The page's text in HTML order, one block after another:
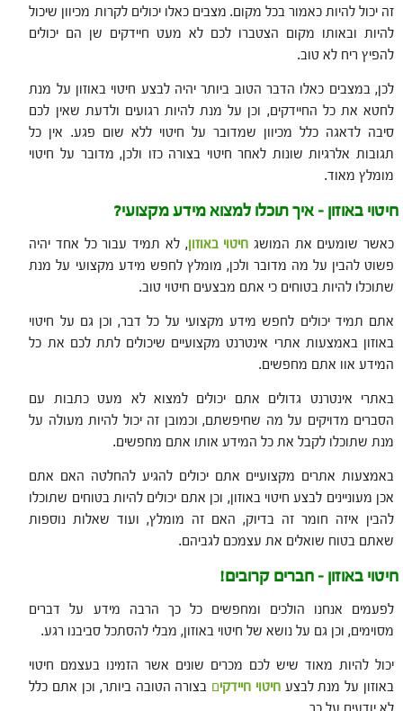
זה יכול להיות כאמור בכל מקום. מצבים כאלו יכולים לקרות מכיוון שיכול
להיות ובאותו מקום הצטברו לכם לא מעט חיידקים שן הם יכולים
להפיץ ריח לא טוב.
לכן, במצבים כאלו הדבר הטוב ביותר יהיה לבצע חיטוי באוזון על מנת
לחטא את כל החיידקים, וכן על מנת להיות רגועים ולדעת שאין לכם
סיבה לדאגה כלל מכיוון שמדובר על חיטוי ללא שום פגע. אין כל
תגובות אלרגיות שונות לאחר חיטוי בצורה כזו ולכן, מדובר על חיטוי
מומלץ מאוד.
חיטוי באוזון – איך תוכלו למצוא מידע מקצועי?
כאשר שומעים את המושג חיטוי באוזון, לא תמיד עבור כל אחד יהיה
פשוט להבין על מה מדובר ולכן, מומלץ לחפש מידע מקצועי על מנת
שתוכלו להיות בטוחים כי אתם מבצעים חיטוי טוב.
אתם תמיד יכולים לחפש מידע מקצועי על כל דבר, וכן גם על חיטוי
באוזון באמצעות אתרי אינטרנט מקצועיים שיכולים לתת לכם את כל
המידע אוו אתם מחפשים.
באתרי אינטרנט גדולים אתם יכולים למצוא לא מעט כתבות עם
הסברים מדויקים על מה שחיפשתם, וכמובן זה יכול להיות מעולה על
מנת שתוכלו לקבל את כל המידע אותו אתם מחפשים.
באמצעות אתרים מקצועיים אתם יכולים להגיע להחלטה האם אתם
אכן מעוניינים לבצע חיטוי באוזון, וכן אתם יכולים להיות בטוחים שתוכלו
להבין איזה חומר זה בדיוק, האם זה מומלץ, ועוד שאלות נוספות
שאתם בטוח שואלים את עצמכם לגביהם.
חיטוי באוזון – חברים קרובים!
לפעמים אנחנו הולכים ומחפשים כל כך הרבה מידע על דברים
מסוימים, וכן גם על נושא של חיטוי באוזון, מבלי להסתכל סביבנו רגע.
יכול להיות מאוד שיש לכם מכרים שונים אשר הזמינו בעצמם חיטוי
באוזון על מנת לבצעחיטוי חיידקים בצורה הטובה ביותר, וכן אתם כלל